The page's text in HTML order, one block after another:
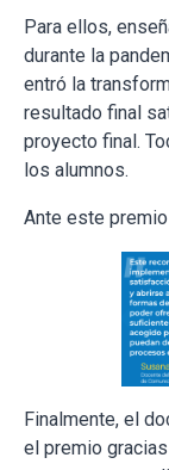
Para ellos,
durante la
entró la
resultado final
proyecto final.
los alumnos.
Ante este premio
Finalmente, el
el premio